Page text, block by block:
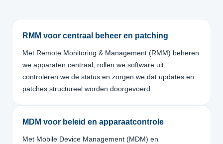
RMM voor centraal beheer en patching
Met Remote Monitoring & Management (RMM) beheren
we apparaten centraal, rollen we software uit,
controleren we de status en zorgen we dat updates en
patches structureel worden doorgevoerd.
MDM voor beleid en apparaatcontrole
Met Mobile Device Management (MDM) en